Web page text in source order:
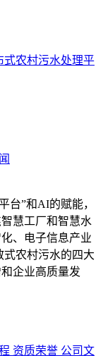
式农村污水处理平
台”和AI的赋能，
慧工厂和智慧水
、电子信息产业
农村污水的四大
企业高质量发
资质荣誉 公司文